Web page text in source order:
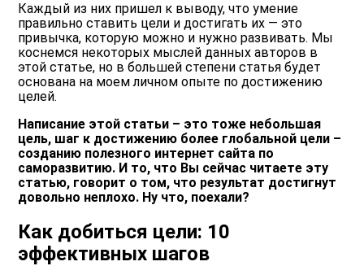
Каждый из них пришел к выводу, что умение
правильно ставить цели и достигать их — это
привычка, которую можно и нужно развивать. Мы
коснемся некоторых мыслей данных авторов в
этой статье, но в большей степени статья будет
основана на моем личном опыте по достижению
целей.
Написание этой статьи – это тоже небольшая
цель, шаг к достижению более глобальной цели –
созданию полезного интернет сайта по
саморазвитию. И то, что Вы сейчас читаете эту
статью, говорит о том, что результат достигнут
довольно неплохо. Ну что, поехали?
Как добиться цели: 10
эффективных шагов